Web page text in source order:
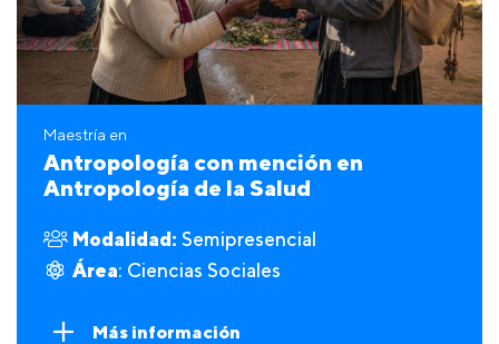
Maestría en
Antropología con mención en
Antropología de la Salud
Modalidad: Semipresencial
Área: Ciencias Sociales
Más información